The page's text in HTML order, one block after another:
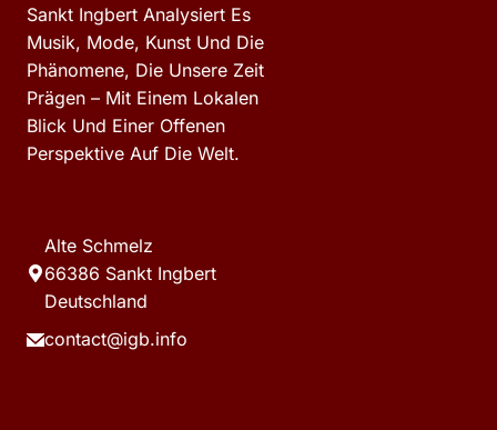
Sankt Ingbert Analysiert Es
Musik, Mode, Kunst Und Die
Phänomene, Die Unsere Zeit
Prägen – Mit Einem Lokalen
Blick Und Einer Offenen
Perspektive Auf Die Welt.
Alte Schmelz
66386 Sankt Ingbert
Deutschland
contact@igb.info